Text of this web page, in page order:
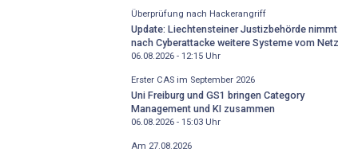
Überprüfung nach Hackerangriff
Update: Liechtensteiner Justizbehörde nimmt
nach Cyberattacke weitere Systeme vom Netz
06.08.2026 - 12:15Uhr
Erster CAS im September 2026
Uni Freiburg und GS1 bringen Category
Management und KI zusammen
06.08.2026 - 15:03Uhr
Am 27.08.2026